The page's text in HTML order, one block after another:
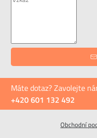
Máte dotaz? Zavolejte
+420 601 132 492
Obchodní